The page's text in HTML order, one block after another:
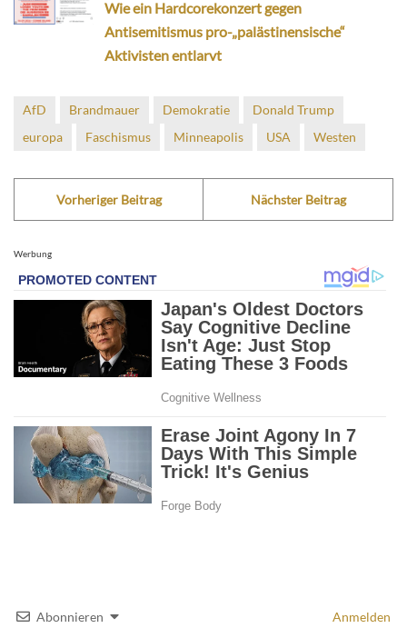
Wie ein Hardcorekonzert gegen
Antisemitismus pro-„palästinensische“
Aktivisten entlarvt
AfD Brandmauer Demokratie
Donald Trump
europa
Faschismus Minneapolis USA Westen
Vorheriger Beitrag Nächster Beitrag
Werbung
Abonnieren Anmelden